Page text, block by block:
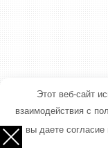
Этот веб-сайт
взаимодействия с
вы даете